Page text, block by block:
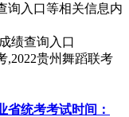
询入口等相关信息内
,2022贵州舞蹈联考
省统考考试时间：